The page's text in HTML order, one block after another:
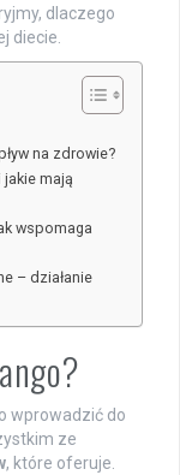
dlaczego
diecie.
na zdrowie?
mają
wspomaga
– działanie
wprowadzić do
ze
, które oferuje.